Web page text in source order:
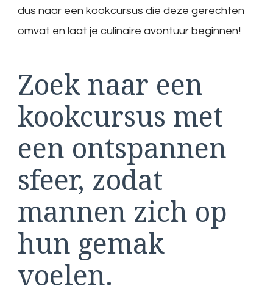
dus naar een kookcursus die deze gerechten
omvat en laat je culinaire avontuur beginnen!
Zoek naar een
kookcursus met
een ontspannen
sfeer, zodat
mannen zich op
hun gemak
voelen.